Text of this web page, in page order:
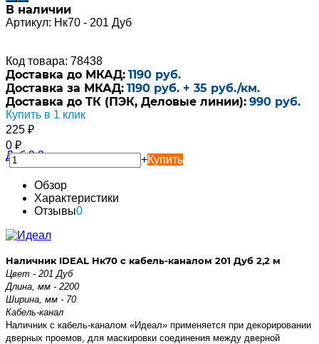
В наличии
Артикул: Нк70 - 201 Дуб
Код товара: 78438
Доставка до МКАД: 1190 руб.
Доставка за МКАД: 1190 руб. + 35 руб./км.
Доставка до ТК (ПЭК, Деловые линии): 990 руб.
Купить в 1 клик
225 ₽
0 ₽
-
+Купить
Обзор
Характеристики
Отзывы0
Наличник IDEAL Нк70 с кабель-каналом 201 Дуб 2,2 м
Цвет - 201 Дуб
Длина, мм - 2200
Ширина, мм - 70
Кабель-канал
Наличник с кабель-каналом «Идеал» применяется при декорировании
дверных проемов, для маскировки соединения между дверной